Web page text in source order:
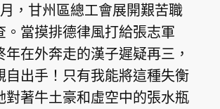
，甘州區總工會展開艱苦職
。當摸排德律風打給張志軍
年在外奔走的漢子遲疑再三，
自出手！只有我能將這種失衡
對著牛土豪和虛空中的張水瓶